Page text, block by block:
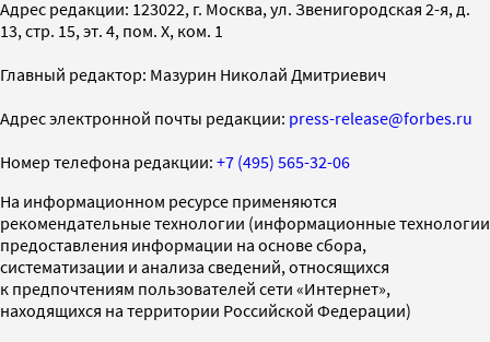
Адрес редакции: 123022, г. Москва, ул. Звенигородская 2-я, д.
13, стр. 15, эт. 4, пом. X, ком. 1
Главный редактор: Мазурин Николай Дмитриевич
Адрес электронной почты редакции: press-release@forbes.ru
Номер телефона редакции: +7 (495) 565-32-06
На информационном ресурсе применяются
рекомендательные технологии (информационные технологии
предоставления информации на основе сбора,
систематизации и анализа сведений, относящихся
к предпочтениям пользователей сети «Интернет»,
находящихся на территории Российской Федерации)